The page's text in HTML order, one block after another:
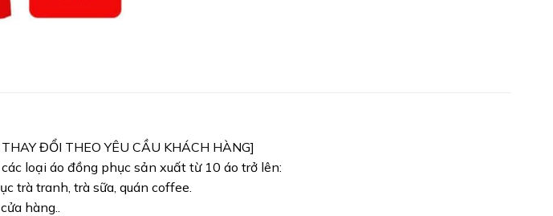
ĐỔI THEO YÊU CẦU KHÁCH HÀNG]
loại áo đồng phục sản xuất từ 10 áo trở lên:
trà tranh, trà sữa, quán coffee.
hàng..